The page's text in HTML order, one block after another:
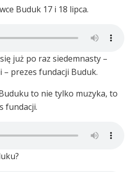
Buduk 17 i 18 lipca.
już po raz siedemnasty –
– prezes fundacji Buduk.
to nie tylko muzyka, to
fundacji.